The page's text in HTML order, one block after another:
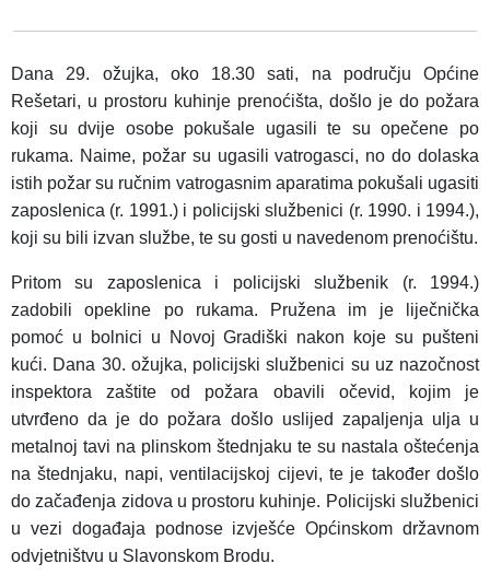
Dana 29. ožujka, oko 18.30 sati, na području Općine
Rešetari, u prostoru kuhinje prenoćišta, došlo je do požara
koji su dvije osobe pokušale ugasili te su opečene po
rukama. Naime, požar su ugasili vatrogasci, no do dolaska
istih požar su ručnim vatrogasnim aparatima pokušali ugasiti
zaposlenica (r. 1991.) i policijski službenici (r. 1990. i 1994.),
koji su bili izvan službe, te su gosti u navedenom prenoćištu.
Pritom su zaposlenica i policijski službenik (r. 1994.)
zadobili opekline po rukama. Pružena im je liječnička
pomoć u bolnici u Novoj Gradiški nakon koje su pušteni
kući. Dana 30. ožujka, policijski službenici su uz nazočnost
inspektora zaštite od požara obavili očevid, kojim je
utvrđeno da je do požara došlo uslijed zapaljenja ulja u
metalnoj tavi na plinskom štednjaku te su nastala oštećenja
na štednjaku, napi, ventilacijskoj cijevi, te je također došlo
do začađenja zidova u prostoru kuhinje. Policijski službenici
u vezi događaja podnose izvješće Općinskom državnom
odvjetništvu u Slavonskom Brodu.